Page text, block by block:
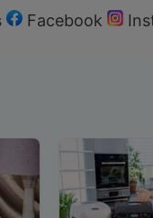
Facebook